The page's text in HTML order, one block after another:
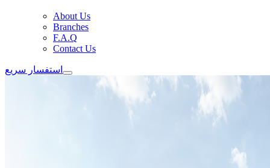
About Us
Branches
F.A.Q
Contact Us
استفسار سريع